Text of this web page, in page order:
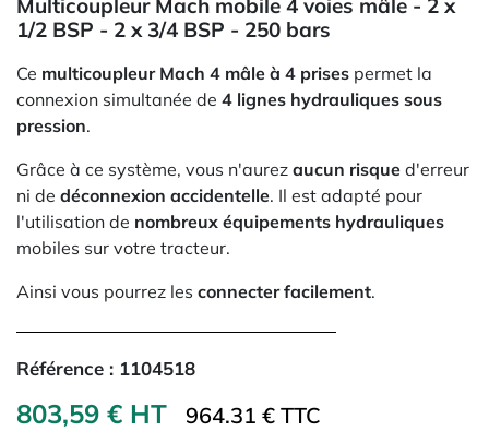
Multicoupleur Mach mobile 4 voies mâle - 2 x
1/2 BSP - 2 x 3/4 BSP - 250 bars
Ce multicoupleur Mach 4 mâle à 4 prises permet la
connexion simultanée de 4 lignes hydrauliques sous
pression.
Grâce à ce système, vous n'aurez aucun risque d'erreur
ni de déconnexion accidentelle. Il est adapté pour
l'utilisation de nombreux équipements hydrauliques
mobiles sur votre tracteur.
Ainsi vous pourrez les connecter facilement.
Référence : 1104518
803,59 € HT 964.31 € TTC